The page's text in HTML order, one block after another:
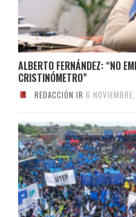
ALBERTO FERNÁNDEZ: “NO
CRISTINÓMETRO”
REDACCIÓN IR 6